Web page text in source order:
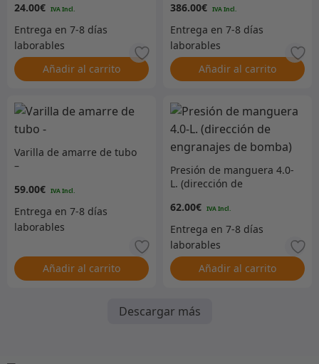
24.00€
Añadir al carrito
386.00€
Añadir al carrito
Varilla de amarre de tubo
–
59.00€
Añadir al carrito
Presión de manguera 4.0-
L. (dirección de
62.00€
Añadir al carrito
Descargar más